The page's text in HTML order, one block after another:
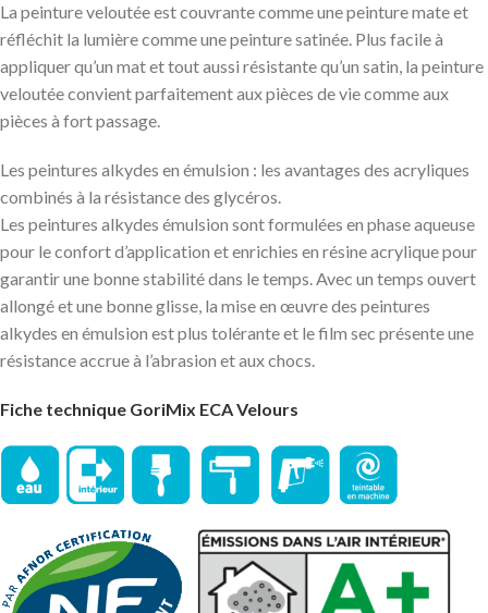
La peinture veloutée est couvrante comme une peinture mate et
réfléchit la lumière comme une peinture satinée. Plus facile à
appliquer qu’un mat et tout aussi résistante qu’un satin, la peinture
veloutée convient parfaitement aux pièces de vie comme aux
pièces à fort passage.
Les peintures alkydes en émulsion : les avantages des acryliques
combinés à la résistance des glycéros.
Les peintures alkydes émulsion sont formulées en phase aqueuse
pour le confort d’application et enrichies en résine acrylique pour
garantir une bonne stabilité dans le temps. Avec un temps ouvert
allongé et une bonne glisse, la mise en œuvre des peintures
alkydes en émulsion est plus tolérante et le film sec présente une
résistance accrue à l’abrasion et aux chocs.
Fiche technique GoriMix ECA Velours